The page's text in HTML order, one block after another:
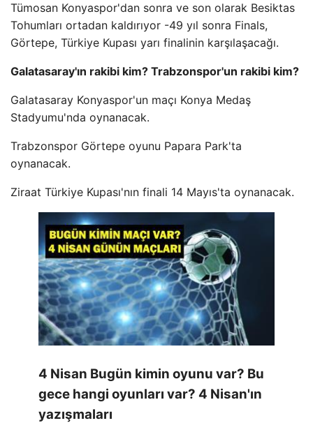
Tümosan Konyaspor'dan sonra ve son olarak Besiktas
Tohumları ortadan kaldırıyor -49 yıl sonra Finals,
Görtepe, Türkiye Kupası yarı finalinin karşılaşacağı.
Galatasaray'ın rakibi kim? Trabzonspor'un rakibi kim?
Galatasaray Konyaspor'un maçı Konya Medaş
Stadyumu'nda oynanacak.
Trabzonspor Görtepe oyunu Papara Park'ta
oynanacak.
Ziraat Türkiye Kupası'nın finali 14 Mayıs'ta oynanacak.
4 Nisan Bugün kimin oyunu var? Bu
gece hangi oyunları var? 4 Nisan'ın
yazışmaları